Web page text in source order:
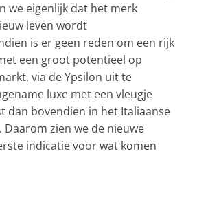
we eigenlijk dat het merk
leven wordt
is er geen reden om een rijk
een groot potentieel op
via de Ypsilon uit te
luxe met een vleugje
dan bovendien in het Italiaanse
Daarom zien we de nieuwe
indicatie voor wat komen